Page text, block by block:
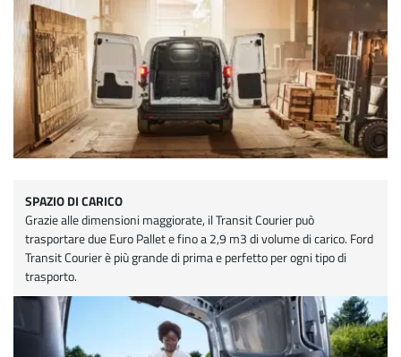
SPAZIO DI CARICO
Grazie alle dimensioni maggiorate, il Transit Courier può
trasportare due Euro Pallet e fino a 2,9 m3 di volume di carico. Ford
Transit Courier è più grande di prima e perfetto per ogni tipo di
trasporto.